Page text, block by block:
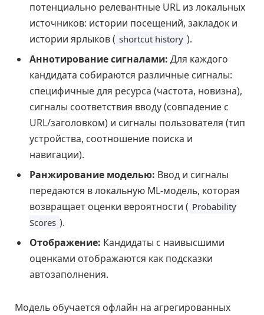
потенциально релевантные URL из локальных
источников: истории посещений, закладок и
истории ярлыков ( shortcut history ).
Аннотирование сигналами: Для каждого
кандидата собираются различные сигналы:
специфичные для ресурса (частота, новизна),
сигналы соответствия вводу (совпадение с
URL/заголовком) и сигналы пользователя (тип
устройства, соотношение поиска и
навигации).
Ранжирование моделью: Ввод и сигналы
передаются в локальную ML-модель, которая
возвращает оценки вероятности ( Probability
Scores ).
Отображение: Кандидаты с наивысшими
оценками отображаются как подсказки
автозаполнения.
Модель обучается офлайн на агрегированных